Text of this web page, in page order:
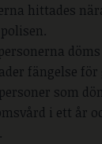
hittades
fängelse
som
i ett år